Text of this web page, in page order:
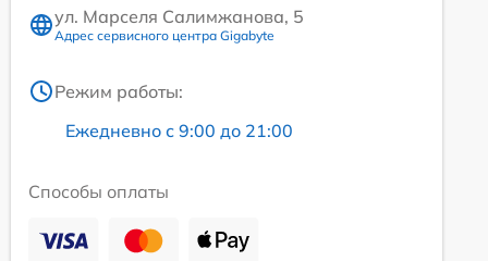
ул. Марселя Салимжанова, 5
Адрес сервисного центра Gigabyte
Режим работы:
Ежедневно с 9:00 до 21:00
Способы оплаты